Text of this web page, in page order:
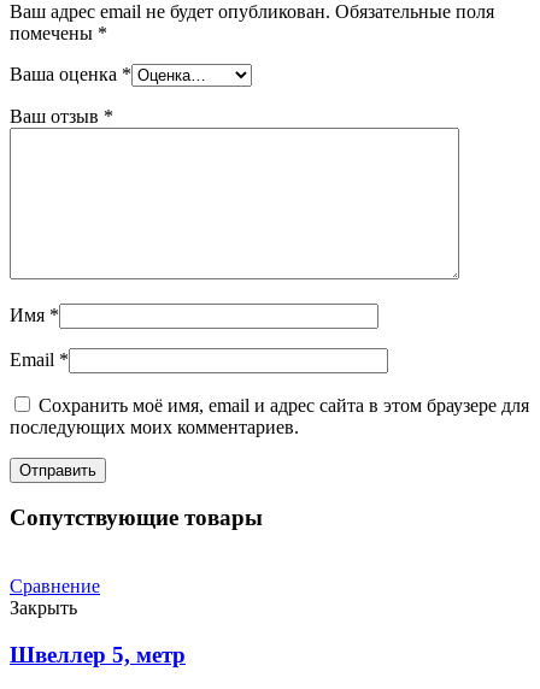
Ваш адрес email не будет опубликован. Обязательные поля
помечены *
Ваша оценка *
Ваш отзыв *
Имя *
Email *
Сохранить моё имя, email и адрес сайта в этом браузере для
последующих моих комментариев.
Сопутствующие товары
Сравнение
Закрыть
Швеллер 5, метр